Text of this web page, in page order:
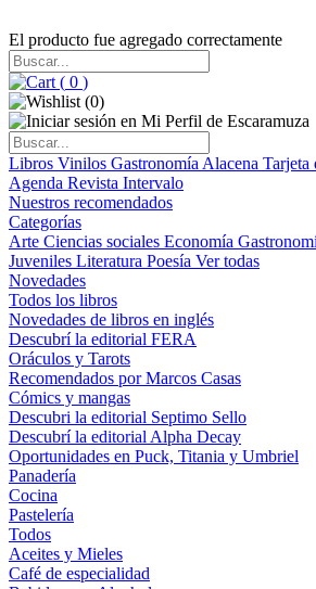
El producto fue agregado correctamente
( 0 )
(0)
Libros Vinilos Gastronomía Alacena Tarjeta
Agenda Revista Intervalo
Nuestros recomendados
Categorías
Arte Ciencias sociales Economía
Juveniles Literatura Poesía Ver todas
Novedades
Todos los libros
Novedades de libros en inglés
Descubrí la editorial FERA
Oráculos y Tarots
Recomendados por Marcos Casas
Cómics y mangas
Descubri la editorial Septimo Sello
Descubrí la editorial Alpha Decay
Oportunidades en Puck, Titania y Umbriel
Panadería
Cocina
Pastelería
Todos
Aceites y Mieles
Café de especialidad